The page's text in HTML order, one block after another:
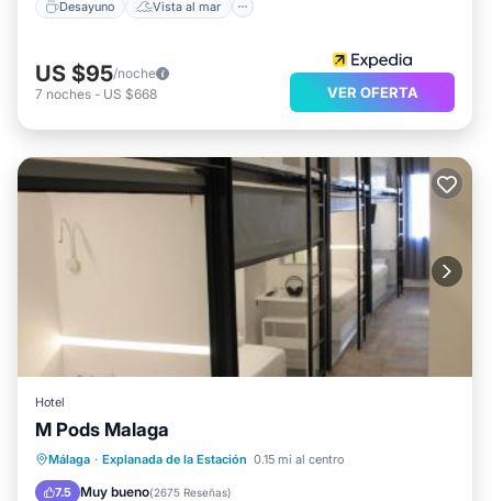
Desayuno Vista al mar
US $95/noche
7 noches - US $668 VER OFERTA
Hotel
M Pods Malaga
Málaga · Explanada de la Estación 0.15 mi al centro
7.5 Muy bueno(2675 Reseñas)
Aparcamiento Vistas
Cocina
Aire acondicionado